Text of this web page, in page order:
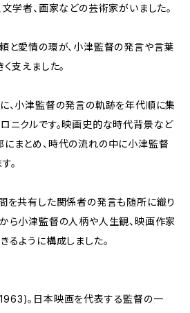
文学者、画家などの芸術家がいました。
と愛情の環が、小津監督の発言や言葉
支えました。
、小津監督の発言の軌跡を年代順に集
ニクルです。映画史的な時代背景など
まとめ、時代の流れの中に小津監督
。
を共有した関係者の発言も随所に織り
ら小津監督の人柄や人生観、映画作家
るように構成しました。
。日本映画を代表する監督の一